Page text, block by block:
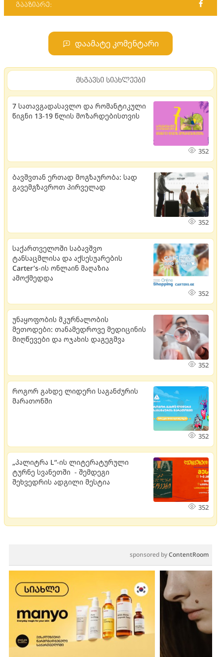
გააზიარე:
დაამატე კომენტარი
მსგავსი სიახლეები
7 სათავგადასავლო და რომანტიკული
წიგნი 13-19 წლის მოზარდებისთვის
352
ბავშვთან ერთად მოგზაურობა: სად
გავემგზავროთ პირველად
352
საქართველოში საბავშვო
ტანსაცმლისა და აქსესუარების
Carter’s-ის ონლაინ მაღაზია
ამოქმედდა
352
უნაყოფობის მკურნალობის
მეთოდები: თანამედროვე მედიცინის
მიღწევები და ოჯახის დაგეგმვა
352
როგორ გახდე ლიდერი საგანძურის
მარათონში
352
„პალიტრა L“-ის ლიტერატურული
ტურნე სვანეთში - შემდეგი
შეხვედრის ადგილი მესტია
352
sponsored byContentRoom